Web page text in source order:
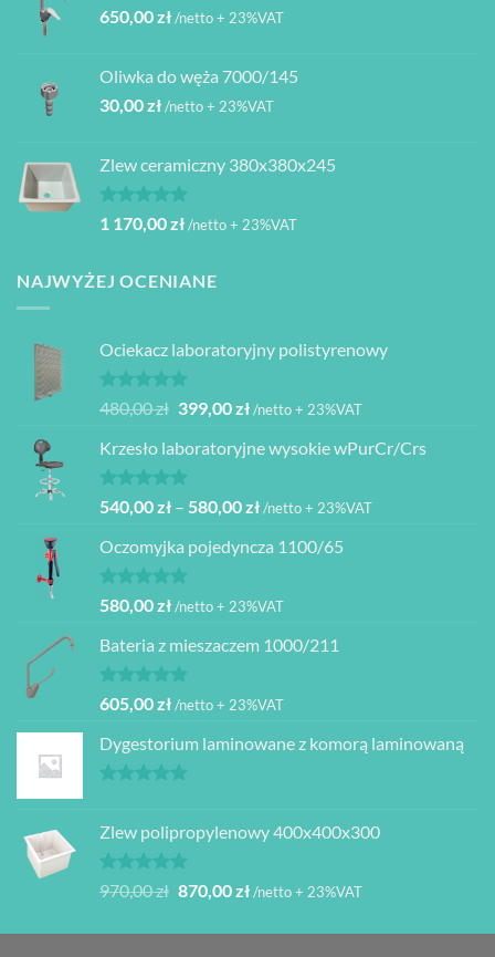
650,00zł/netto + 23%VAT
Oliwka do węża 7000/145
30,00zł/netto + 23%VAT
Zlew ceramiczny 380x380x245
Oceniono
na 5
1 170,00zł/netto + 23%VAT
NAJWYŻEJ OCENIANE
Ociekacz laboratoryjny polistyrenowy
Oceniono
na 5
480,00zł Pierwotna
wynosiła:
480,00 zł.
399,00złAktualna
wynosi:
/netto + 23%VAT
Krzesło laboratoryjne wysokie wPurCr/Crs
Oceniono
na 5
540,00zł – 580,00złZakres
od
do
/netto + 23%VAT
Oczomyjka pojedyncza 1100/65
Oceniono
na 5
580,00zł/netto + 23%VAT
Bateria z mieszaczem 1000/211
Oceniono
na 5
605,00zł/netto + 23%VAT
Dygestorium laminowane z komorą laminowaną
Zlew polipropylenowy 400x400x300
Oceniono
na 5
970,00zł Pierwotna
wynosiła:
870,00złAktualna
wynosi:
/netto + 23%VAT